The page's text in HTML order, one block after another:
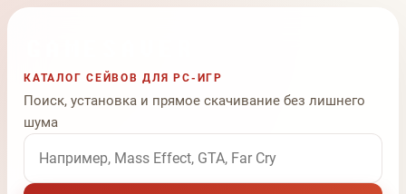
КАТАЛОГ СЕЙВОВ ДЛЯ PC-ИГР
Поиск, установка и прямое скачивание без лишнего
шума
Поиск по названию игры